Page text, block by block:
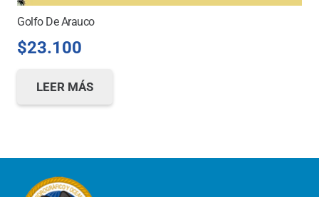
Golfo De Arauco
$23.100
LEER MÁS